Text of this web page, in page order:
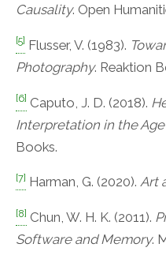
Causality. Open
[5] Flusser, V. (1983).
Photography. Reaktion
[6] Caputo, J. D. (2018).
Interpretation in the
Books.
[7] Harman, G. (2020). Art
[8] Chun, W. H. K. (2011).
Software and Memory.